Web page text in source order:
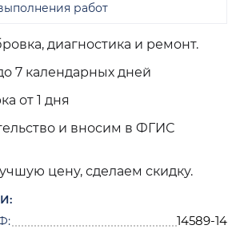
диагностика и ремонт.
7 календарных дней
от 1 дня
и вносим в ФГИС
цену, сделаем скидку.
14589-14
работ